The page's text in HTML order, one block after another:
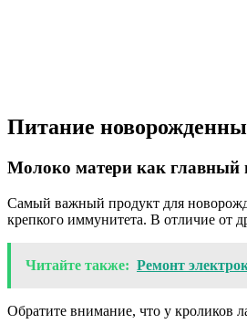
Питание
Молоко матери как главный
Самый важный продукт для
крепкого иммунитета. В отличие от
Читайте также: Ремонт
Обратите внимание, что у кроликов